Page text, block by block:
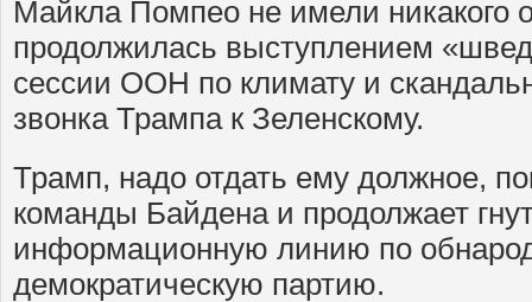
Майкла Помпео не имели никакого
продолжилась выступлением
сессии ООН по климату и
звонка Трампа к Зеленскому.
Трамп, надо отдать ему должное,
команды Байдена и продолжает
информационную линию по
демократическую партию.